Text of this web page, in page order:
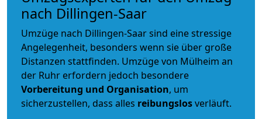
nach Dillingen-Saar
Umzüge nach Dillingen-Saar sind eine stressige
Angelegenheit, besonders wenn sie über große
Distanzen stattfinden. Umzüge von Mülheim an
der Ruhr erfordern jedoch besondere
Vorbereitung und Organisation, um
sicherzustellen, dass alles reibungslosverläuft.